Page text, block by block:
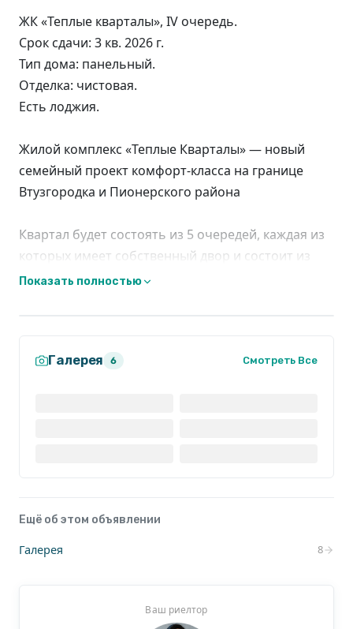
ЖК «Теплые кварталы», IV очередь.
Срок сдачи: 3 кв. 2026 г.
Тип дома: панельный.
Отделка: чистовая.
Есть лоджия.
Жилой комплекс «‎Теплые Кварталы‎»‎ — новый
семейный проект комфорт-класса на границе
Втузгородка и Пионерского района
Квартал будет состоять из 5 очередей, каждая из
которых имеет собственный двор и состоит из
нескольких домов переменной этажности от 6 до
Показать полностью
Галерея 6 Смотреть Все
Ещё об этом объявлении
Галерея 8
Ваш риелтор